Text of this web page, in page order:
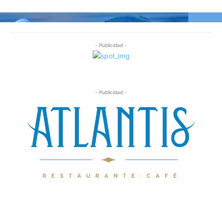
- Publicidad -
- Publicidad -